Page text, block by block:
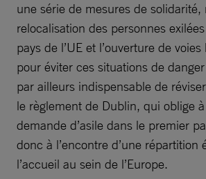
une série de mesures de solidarité,
relocalisation des personnes
pays de l’UE et l’ouverture de
pour éviter ces situations de
par ailleurs indispensable de
le règlement de Dublin, qui oblige
demande d’asile dans le premier
donc à l’encontre d’une répartition
l’accueil au sein de l’Europe.